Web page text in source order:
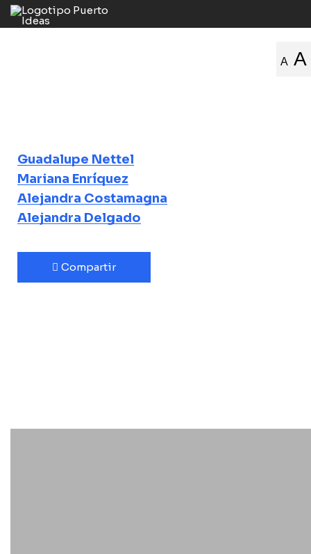
A A
Guadalupe Nettel
Mariana Enríquez
Alejandra Costamagna
Alejandra Delgado
Compartir